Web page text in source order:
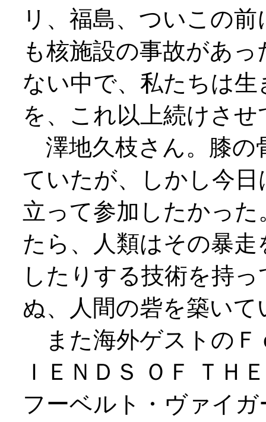
リ、福島、ついこの
も核施設の事故があ
ない中で、私たちは
を、これ以上続けさ
澤地久枝さん。膝の
ていたが、しかし今
立って参加したかっ
たら、人類はその暴
したりする技術を持
ぬ、人間の砦を築いて
また海外ゲストのＦ
ＩＥＮＤＳ ＯＦ ＴＨ
フーベルト・ヴァイ